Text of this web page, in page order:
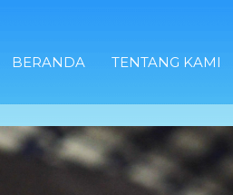
BERANDA TENTANG KAMI